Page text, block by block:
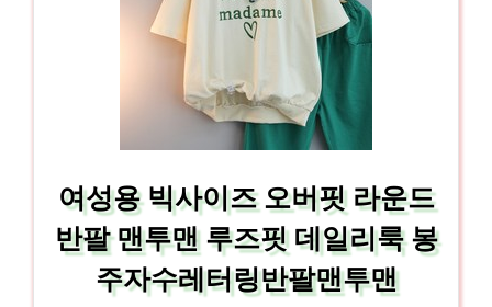
여성용 빅사이즈 오버핏 라운드
반팔 맨투맨 루즈핏 데일리룩 봉
주자수레터링반팔맨투맨